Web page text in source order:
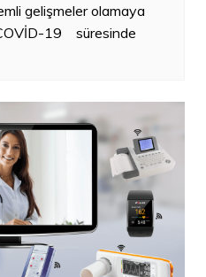
gelişmeler olamaya
19 süresinde